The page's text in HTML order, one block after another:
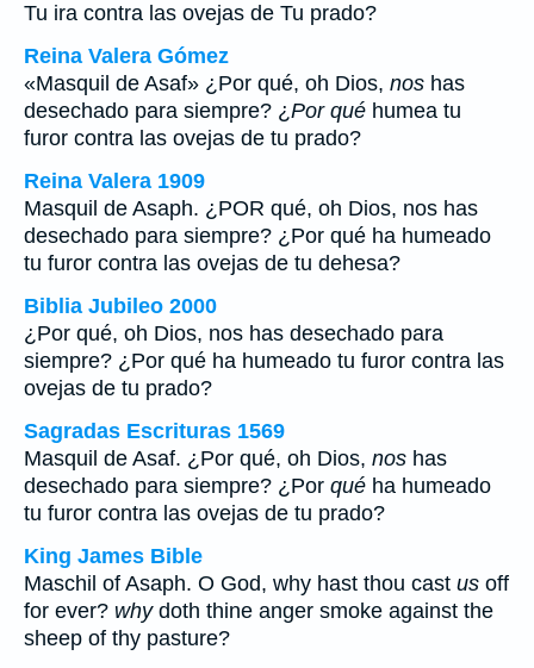
Tu ira contra las ovejas de Tu prado?
Reina Valera Gómez
«Masquil de Asaf» ¿Por qué, oh Dios, nos has
desechado para siempre? ¿Por qué humea tu
furor contra las ovejas de tu prado?
Reina Valera 1909
Masquil de Asaph. ¿POR qué, oh Dios, nos has
desechado para siempre? ¿Por qué ha humeado
tu furor contra las ovejas de tu dehesa?
Biblia Jubileo 2000
¿Por qué, oh Dios, nos has desechado para
siempre? ¿Por qué ha humeado tu furor contra las
ovejas de tu prado?
Sagradas Escrituras 1569
Masquil de Asaf. ¿Por qué, oh Dios, nos has
desechado para siempre? ¿Por qué ha humeado
tu furor contra las ovejas de tu prado?
King James Bible
Maschil of Asaph. O God, why hast thou cast us off
for ever? whydoth thine anger smoke against the
sheep of thy pasture?